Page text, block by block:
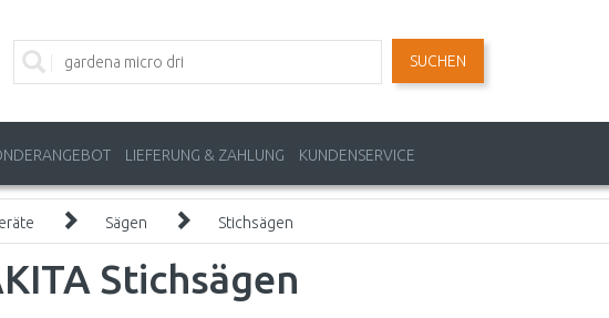
SUCHEN
LIEFERUNG & ZAHLUNG KUNDENSERVICE
Sägen Stichsägen
Stichsägen